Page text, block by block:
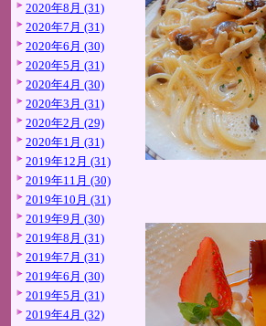
2020年8月 (31)
2020年7月 (31)
2020年6月 (30)
2020年5月 (31)
2020年4月 (30)
2020年3月 (31)
2020年2月 (29)
2020年1月 (31)
2019年12月 (31)
2019年11月 (30)
2019年10月 (31)
2019年9月 (30)
2019年8月 (31)
2019年7月 (31)
2019年6月 (30)
2019年5月 (31)
2019年4月 (32)